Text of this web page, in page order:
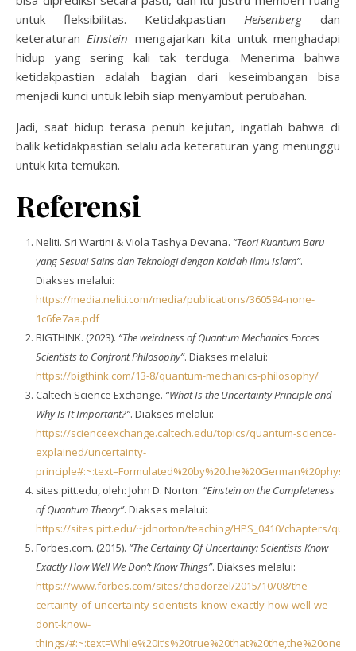
untuk fleksibilitas. Ketidakpastian Heisenberg dan
keteraturan Einstein mengajarkan kita untuk menghadapi
hidup yang sering kali tak terduga. Menerima bahwa
ketidakpastian adalah bagian dari keseimbangan bisa
menjadi kunci untuk lebih siap menyambut perubahan.
Jadi, saat hidup terasa penuh kejutan, ingatlah bahwa di
balik ketidakpastian selalu ada keteraturan yang menunggu
untuk kita temukan.
Referensi
Neliti. Sri Wartini & Viola Tashya Devana. “Teori Kuantum Baru
yang Sesuai Sains dan Teknologi dengan Kaidah Ilmu Islam”.
Diakses melalui:
https://media.neliti.com/media/publications/360594-none-
1c6fe7aa.pdf
BIGTHINK. (2023). “The weirdness of Quantum Mechanics Forces
Scientists to Confront Philosophy”. Diakses melalui:
https://bigthink.com/13-8/quantum-mechanics-philosophy/
Caltech Science Exchange. “What Is the Uncertainty Principle and
Why Is It Important?”. Diakses melalui:
https://scienceexchange.caltech.edu/topics/quantum-science-
explained/uncertainty-
sites.pitt.edu, oleh: John D. Norton. “Einstein on the Completeness
of Quantum Theory”. Diakses melalui:
https://sites.pitt.edu/~jdnorton/teaching/HPS_0410/chapters/
Forbes.com. (2015). “The Certainty Of Uncertainty: Scientists Know
Exactly How Well We Don’t Know Things”. Diakses melalui:
https://www.forbes.com/sites/chadorzel/2015/10/08/the-
certainty-of-uncertainty-scientists-know-exactly-how-well-we-
dont-know-
things/